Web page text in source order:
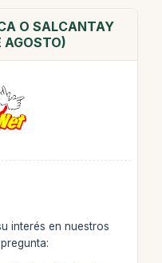
O SALCANTAY
AGOSTO)
interés en nuestros